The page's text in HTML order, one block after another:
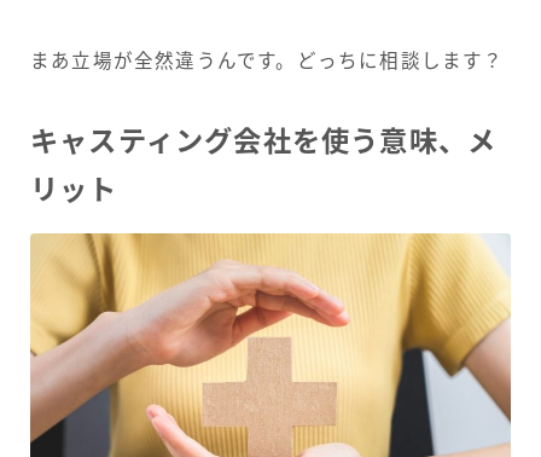
まあ立場が全然違うんです。どっちに相談します？
キャスティング会社を使う意味、メ
リット